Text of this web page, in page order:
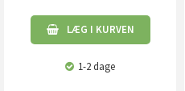
LÆG I KURVEN
1-2 dage